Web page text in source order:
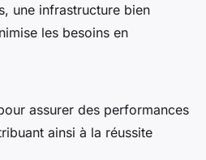
une infrastructure bien
les besoins en
assurer des performances
ainsi à la réussite